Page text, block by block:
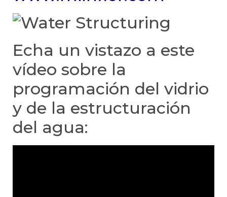
Echa un vistazo a este
vídeo sobre la
programación del vidrio
y de la estructuración
del agua: